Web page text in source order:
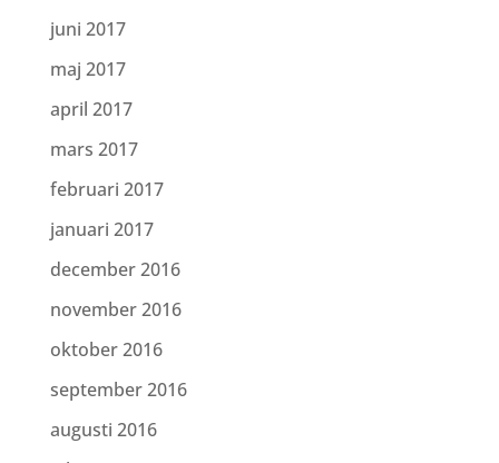
juni 2017
maj 2017
april 2017
mars 2017
februari 2017
januari 2017
december 2016
november 2016
oktober 2016
september 2016
augusti 2016